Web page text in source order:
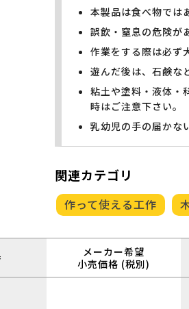
本製品は食べ物では
誤飲・窒息の危険が
作業をする際は必ず
遊んだ後は、石鹸な
粘土や塗料・液体・
時はご注意下さい。
乳幼児の手の届かな
関連カテゴリ
作って使える工作
メーカー希望
小売価格 (税別)